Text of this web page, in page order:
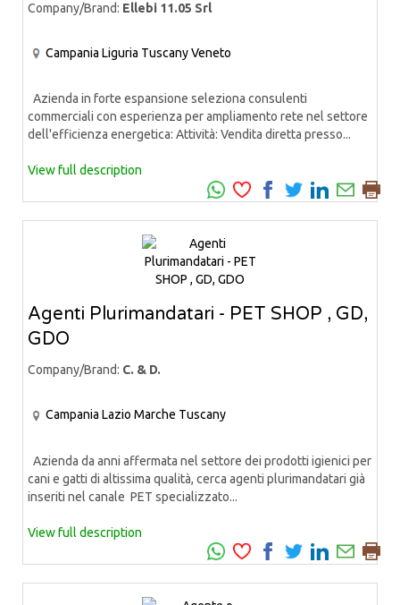
Company/Brand: Ellebi 11.05 Srl
Campania Liguria TuscanyVeneto
Azienda in forte espansione seleziona consulenti
commerciali con esperienza per ampliamento rete nel settore
dell'efficienza energetica: Attività: Vendita diretta presso...
View full description
Agenti Plurimandatari - PET SHOP , GD,
GDO
Company/Brand: C. & D.
Campania Lazio Marche Tuscany
Azienda da anni affermata nel settore dei prodotti igienici per
cani e gatti di altissima qualità, cerca agenti plurimandatari già
inseriti nel canale PET specializzato...
View full description